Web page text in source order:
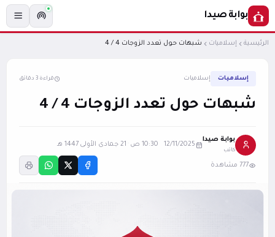
بوابة صيدا
الرئيسية إسلاميات شبهات حول تعدد الزوجات 4 / 4
إسلاميات إسلاميات قراءة 3 دقائق
شبهات حول تعدد الزوجات 4 / 4
بوابة صيدا
كاتب
12/11/2025 10:30 ص 21 جمادى الأولى 1447 هـ
777 مشاهدة